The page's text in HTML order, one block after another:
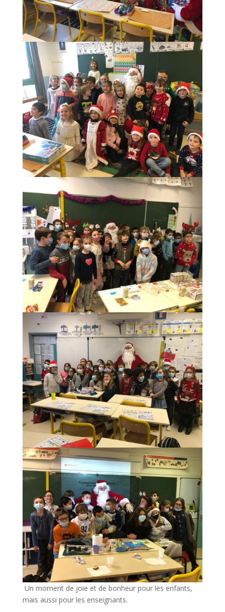
Un moment de joie et de bonheur pour les enfants,
mais aussi pour les enseignants.